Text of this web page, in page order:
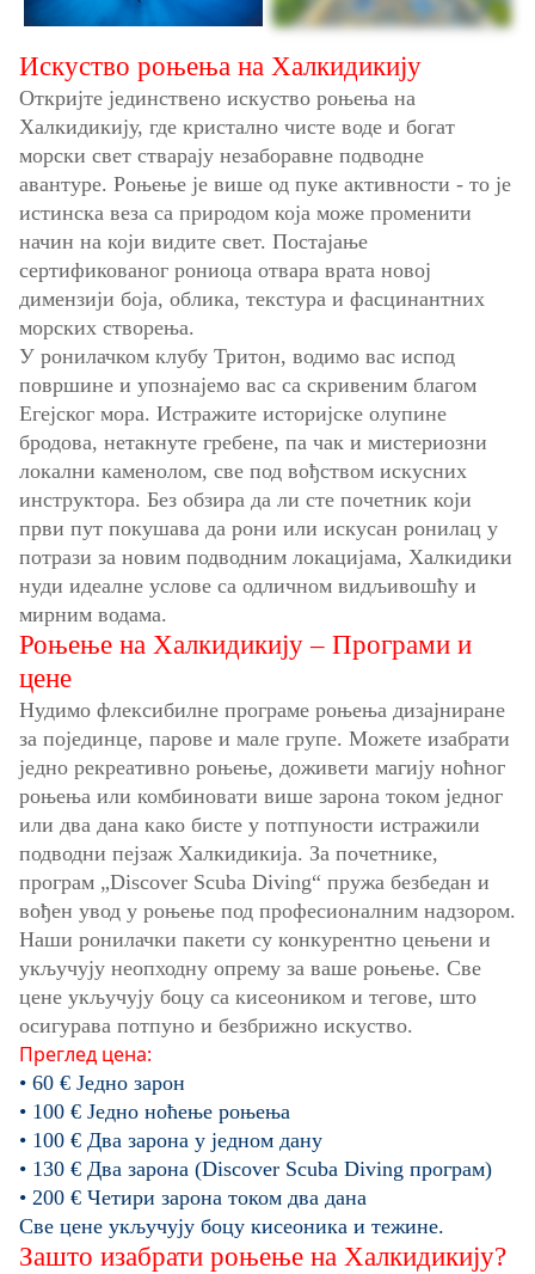
Искуство роњења на Халкидикију
Откријте јединствено искуство роњења на
Халкидикију, где кристално чисте воде и богат
морски свет стварају незаборавне подводне
авантуре. Роњење је више од пуке активности - то је
истинска веза са природом која може променити
начин на који видите свет. Постајање
сертификованог рониоца отвара врата новој
димензији боја, облика, текстура и фасцинантних
морских створења.
У ронилачком клубу Тритон, водимо вас испод
површине и упознајемо вас са скривеним благом
Егејског мора. Истражите историјске олупине
бродова, нетакнуте гребене, па чак и мистериозни
локални каменолом, све под вођством искусних
инструктора. Без обзира да ли сте почетник који
први пут покушава да рони или искусан ронилац у
потрази за новим подводним локацијама, Халкидики
нуди идеалне услове са одличном видљивошћу и
мирним водама.
Роњење на Халкидикију – Програми и
цене
Нудимо флексибилне програме роњења дизајниране
за појединце, парове и мале групе. Можете изабрати
једно рекреативно роњење, доживети магију ноћног
роњења или комбиновати више зарона током једног
или два дана како бисте у потпуности истражили
подводни пејзаж Халкидикија. За почетнике,
програм „Discover Scuba Diving“ пружа безбедан и
вођен увод у роњење под професионалним надзором.
Наши ронилачки пакети су конкурентно цењени и
укључују неопходну опрему за ваше роњење. Све
цене укључују боцу са кисеоником и тегове, што
осигурава потпуно и безбрижно искуство.
Преглед цена:
• 60 € Једно зарон
• 100 € Једно ноћење роњења
• 100 € Два зарона у једном дану
• 130 € Два зарона (Discover Scuba Diving програм)
• 200 € Четири зарона током два дана
Све цене укључују боцу кисеоника и тежине.
Зашто изабрати роњење на Халкидикију?